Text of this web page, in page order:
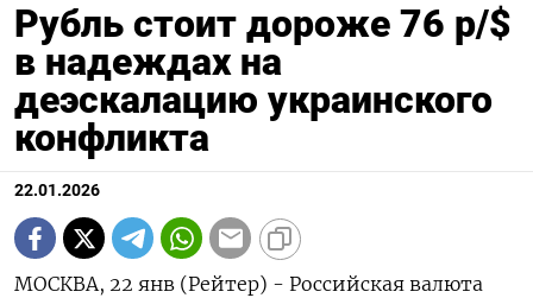
Рубль стоит дороже 76 р/$
в надеждах на
деэскалацию украинского
конфликта
22.01.2026
МОСКВА, 22 янв (Рейтер) - Российская валюта